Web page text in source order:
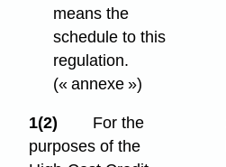
means the
schedule to this
regulation.
(« annexe »)
1(2)
For the
purposes of the